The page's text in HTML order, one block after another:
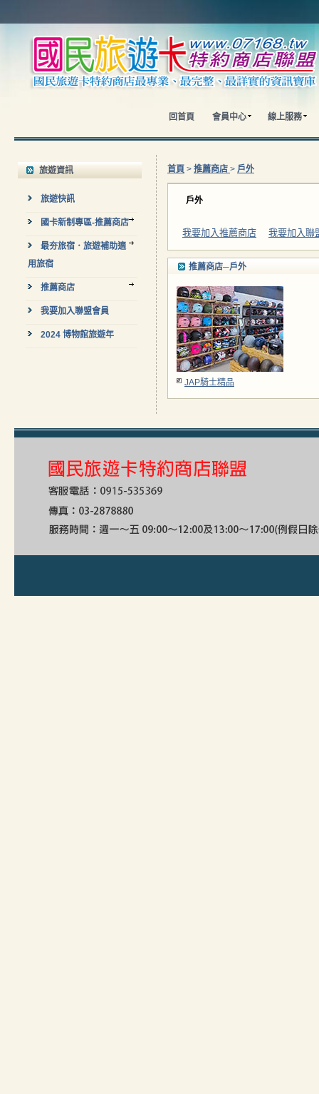
回首頁 會員中心 線上服務
旅遊資訊
旅遊快訊
國卡新制專區-推薦商店
最夯旅宿．旅遊補助適
用旅宿
推薦商店
我要加入聯盟會員
2024 博物館旅遊年
首頁 > 推薦商店 > 戶外
戶外
我要加入推薦商店 我要加入聯
推薦商店─戶外
JAP騎士精品